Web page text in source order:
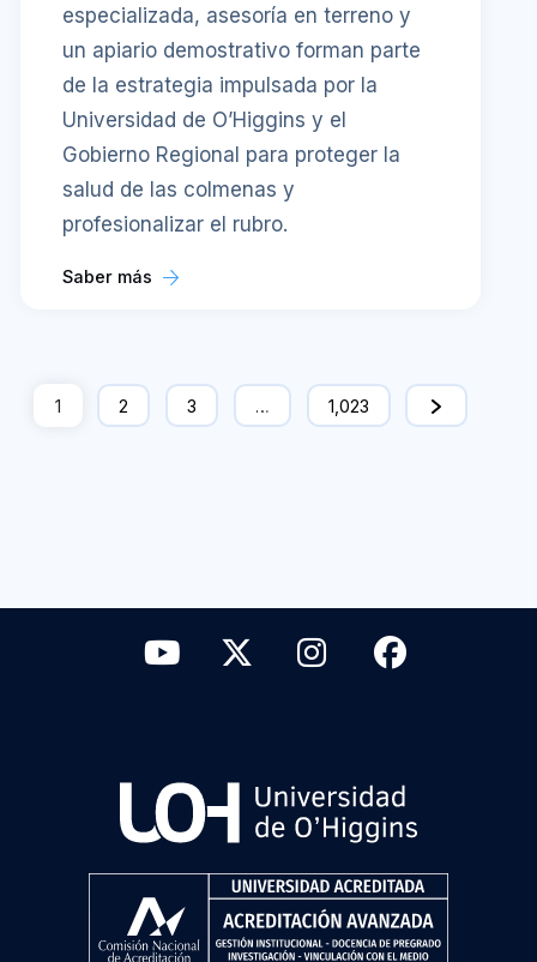
especializada, asesoría en terreno y
un apiario demostrativo forman parte
de la estrategia impulsada por la
Universidad de O’Higgins y el
Gobierno Regional para proteger la
salud de las colmenas y
profesionalizar el rubro.
Saber más
1 2 3 … 1,023